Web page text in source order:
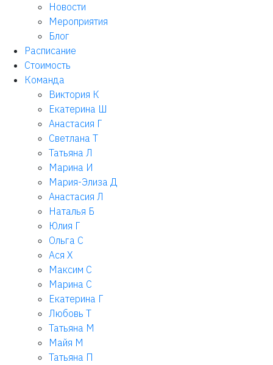
Новости
Мероприятия
Блог
Расписание
Стоимость
Команда
Виктория К
Екатерина Ш
Анастасия Г
Светлана Т
Татьяна Л
Марина И
Мария-Элиза Д
Анастасия Л
Наталья Б
Юлия Г
Ольга С
Ася Х
Максим С
Марина С
Екатерина Г
Любовь Т
Татьяна М
Майя М
Татьяна П